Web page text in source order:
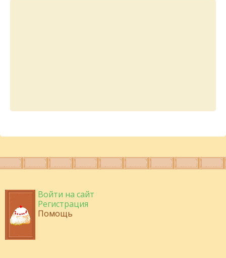
Войти на сайт
Регистрация
Помощь